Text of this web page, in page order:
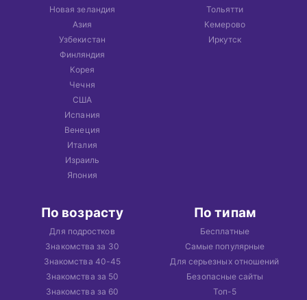
Новая зеландия
Азия
Узбекистан
Финляндия
Корея
Чечня
США
Испания
Венеция
Италия
Израиль
Япония
Тольятти
Кемерово
Иркутск
По возрасту
Для подростков
Знакомства за 30
Знакомства 40-45
Знакомства за 50
Знакомства за 60
По типам
Бесплатные
Самые популярные
Для серьезных отношений
Безопасные сайты
Топ-5